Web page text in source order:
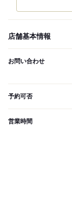
店舗基本情報
お問い合わせ
予約可否
営業時間